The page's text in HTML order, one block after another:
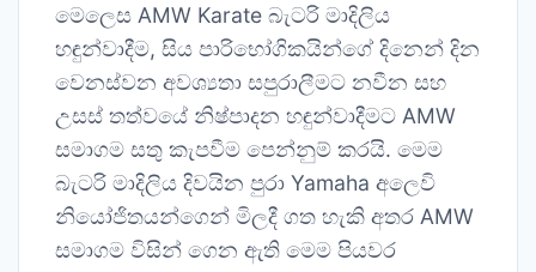
මෙලෙස AMW Karate බැටරි මාදිලිය
හඳුන්වාදීම, සිය පාරිභෝගිකයින්ගේ දිනෙන් දින
වෙනස්වන අවශ්‍යතා සපුරාලීමට නවීන සහ
උසස් තත්වයේ නිෂ්පාදන හඳුන්වාදීමට AMW
සමාගම සතු කැපවීම පෙන්නුම් කරයි. මෙම
බැටරි මාදිලිය දිවයින පුරා Yamaha අලෙවි
නියෝජිතයන්ගෙන් මිලදී ගත හැකි අතර AMW
සමාගම විසින් ගෙන ඇති මෙම පියවර